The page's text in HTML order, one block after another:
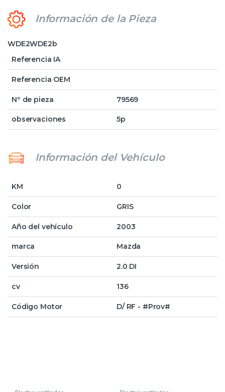
Información de la Pieza
WDE2WDE2b
Referencia IA
Referencia OEM
Nº de pieza 79569
observaciones 5p
Información del Vehículo
KM 0
Color GRIS
Año del vehículo 2003
marca Mazda
Versión 2.0 DI
cv 136
Código Motor D/ RF - #Prov#